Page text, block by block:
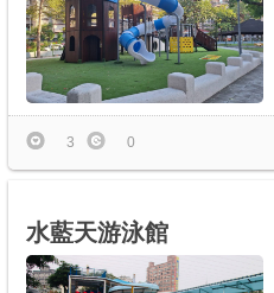
3 0
水藍天游泳館